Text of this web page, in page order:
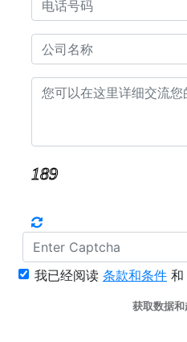
我已经阅读 条款和条件 和
获取数据和